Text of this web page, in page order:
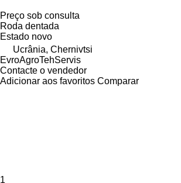
Preço sob consulta
Roda dentada
Estado novo
Ucrânia, Chernivtsi
EvroAgroTehServis
Contacte o vendedor
Adicionar aos favoritos Comparar
1